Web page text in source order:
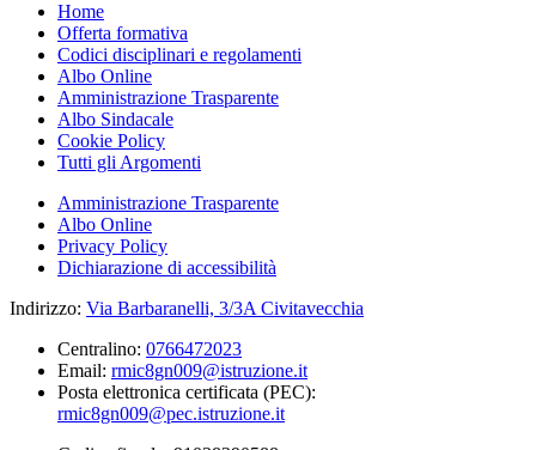
Home
Offerta formativa
Codici disciplinari e regolamenti
Albo Online
Amministrazione Trasparente
Albo Sindacale
Cookie Policy
Tutti gli Argomenti
Amministrazione Trasparente
Albo Online
Privacy Policy
Dichiarazione di accessibilità
Indirizzo: Via Barbaranelli, 3/3A Civitavecchia
Centralino: 0766472023
Email: rmic8gn009@istruzione.it
Posta elettronica certificata (PEC):
rmic8gn009@pec.istruzione.it